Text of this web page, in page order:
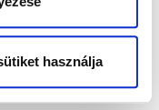
használja